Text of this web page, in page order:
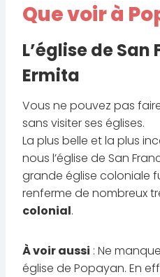
Que voir à
L’église de
Ermita
Vous ne pouvez pas
sans visiter ses églises.
La plus belle et la plus
nous l’église de San
grande église coloniale
renferme de nombreux
colonial.
À voir aussi : Ne
église de Popayan. En